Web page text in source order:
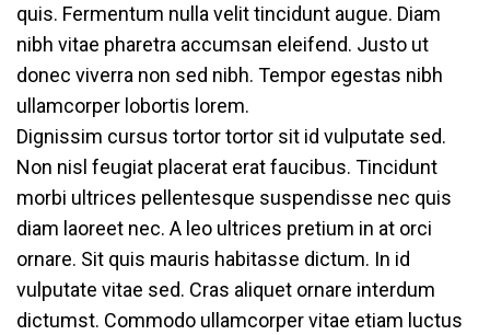
quis. Fermentum nulla velit tincidunt augue. Diam
nibh vitae pharetra accumsan eleifend. Justo ut
donec viverra non sed nibh. Tempor egestas nibh
ullamcorper lobortis lorem.
Dignissim cursus tortor tortor sit id vulputate sed.
Non nisl feugiat placerat erat faucibus. Tincidunt
morbi ultrices pellentesque suspendisse nec quis
diam laoreet nec. A leo ultrices pretium in at orci
ornare. Sit quis mauris habitasse dictum. In id
vulputate vitae sed. Cras aliquet ornare interdum
dictumst. Commodo ullamcorper vitae etiam luctus